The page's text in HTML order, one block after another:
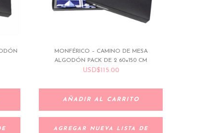
MONFÉRICO – CAMINO DE MESA
ALGODÓN PACK DE 2 60×150 CM
USD$115.00
AÑADIR AL CARRITO
AGREGAR NUEVA LISTA DE